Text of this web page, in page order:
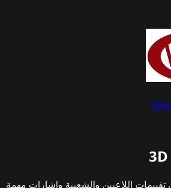
تقييمات اللاعبين والشعبية وإشارات مهمة